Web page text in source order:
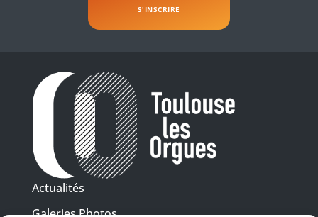
Actualités
Galeries Photos